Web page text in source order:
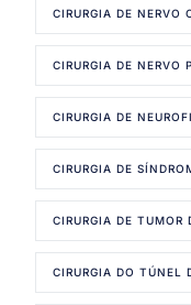
CIRURGIA DE NERVO
CIRURGIA DE NERVO
CIRURGIA DE
CIRURGIA DE
CIRURGIA DE TUMOR
CIRURGIA DO TÚNEL